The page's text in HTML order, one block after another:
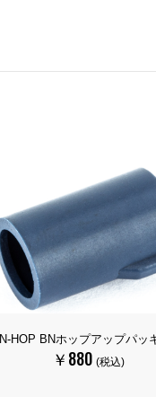
HOP BNホップアップパッ
￥880 (税込)